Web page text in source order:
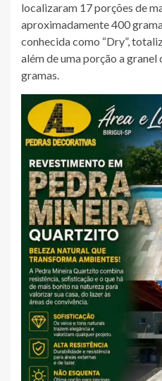
localizaram 17 porções de
aproximadamente 400
conhecida como “Dry”,
além de uma porção a
gramas.